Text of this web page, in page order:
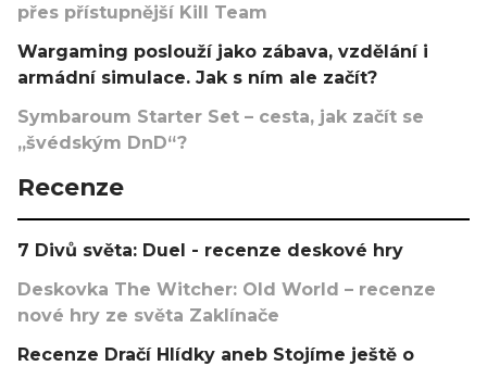
přes přístupnější Kill Team
Wargaming poslouží jako zábava, vzdělání i
armádní simulace. Jak s ním ale začít?
Symbaroum Starter Set – cesta, jak začít se
„švédským DnD“?
Recenze
7 Divů světa: Duel - recenze deskové hry
Deskovka The Witcher: Old World – recenze
nové hry ze světa Zaklínače
Recenze Dračí Hlídky aneb Stojíme ještě o